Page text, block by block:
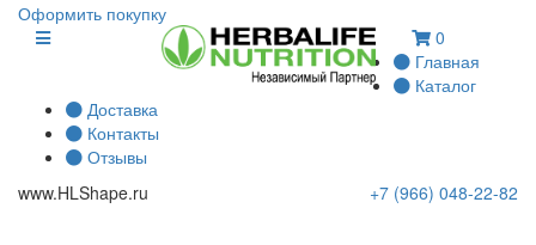
Оформить покупку
0
Главная
Каталог
Доставка
Контакты
Отзывы
www.HLShape.ru +7 (966) 048-22-82